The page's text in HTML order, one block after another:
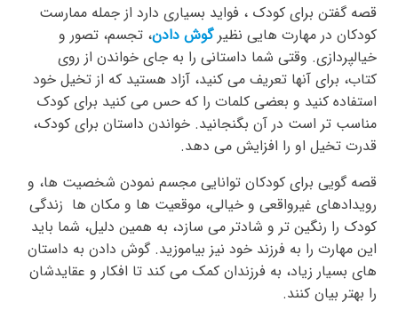
قصه گفتن برای کودک ، فواید بسیاری دارد از جمله ممارست
کودکان در مهارت هایی نظیرگوش دادن، تجسم، تصور و
خیالپردازی. وقتی شما داستانی را به جای خواندن از روی
کتاب، برای آنها تعریف می کنید، آزاد هستید که از تخیل خود
استفاده کنید و بعضی کلمات را که حس می کنید برای کودک
مناسب تر است در آن بگنجانید. خواندن داستان برای کودک،
قدرت تخیل او را افزایش می دهد.
قصه‌ گویی برای کودکان توانایی مجسم نمودن شخصیت ها، و
رویدادهای غیرواقعی و خیالی، موقعیت ها و مکان ها زندگی
کودک را رنگین تر و شادتر می سازد، به همین دلیل، شما باید
این مهارت را به فرزند خود نیز بیاموزید. گوش دادن به داستان
های بسیار زیاد، به فرزندان کمک می کند تا افکار و عقایدشان
را بهتر بیان کنند.